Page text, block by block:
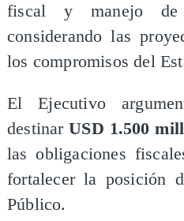
fiscal y manejo
considerando las
los compromisos del
El Ejecutivo
destinarUSD 1.500
las obligaciones
fortalecer la posición
Público.